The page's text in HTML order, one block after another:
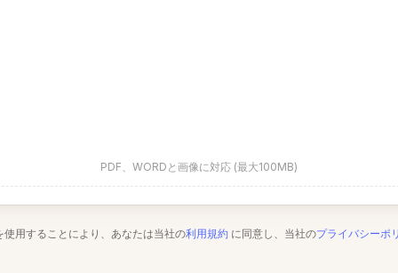
PDF、WORDと画像に対応 (最大100MB)
使用することにより、あなたは当社の利用規約 に同意し、当社のプライバシーポ